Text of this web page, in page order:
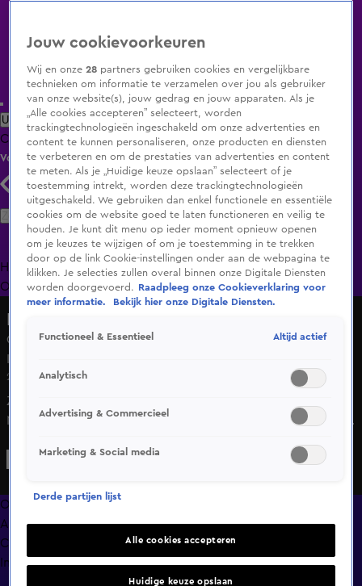
Uitzending Gemist Populaire programma's Zenders Genres
ClipsFilmsRadioSmart TV inlogShop
Volg KIJK
Zoeken
HomeUitzending Gemist Programma's De Bondgenoten
OranjezomerLivestreamsShop
Onzekerheid in Doetinchem om uitvaart paus op
22 apr 2025, 17:43
Zijn de Oranjes er zaterdag wel bij op hun eigen feestje?
Nu paus Franciscus is overleden, is er een kans dat Willem-
maar in Rome bij de uitvaart van de paus. Bij
Overzicht
Afleveringen
Clips
Info
Jouw cookievoorkeuren
Wij en onze28 partners gebruiken cookies en vergelijkbare
technieken om informatie te verzamelen over jou als gebruiker
van onze website(s), jouw gedrag en jouw apparaten. Als je
„Alle cookies accepteren” selecteert, worden
trackingtechnologieën ingeschakeld om onze advertenties en
content te kunnen personaliseren, onze producten en diensten
te verbeteren en om de prestaties van advertenties en content
te meten. Als je „Huidige keuze opslaan” selecteert of je
toestemming intrekt, worden deze trackingtechnologieën
uitgeschakeld. We gebruiken dan enkel functionele en essentiële
cookies om de website goed te laten functioneren en veilig te
houden. Je kunt dit menu op ieder moment opnieuw openen
om je keuzes te wijzigen of om je toestemming in te trekken
door op de link Cookie-instellingen onder aan de webpagina te
klikken. Je selecties zullen overal binnen onze Digitale Diensten
worden doorgevoerd.
Raadpleeg onze Cookieverklaring voor
meer informatie.
Bekijk hier onze Digitale Diensten.
Functioneel & Essentieel Altijd actief
Analytisch
Advertising & Commercieel
Marketing & Social media
Derde partijen lijst
Alle cookies accepteren
Huidige keuze opslaan